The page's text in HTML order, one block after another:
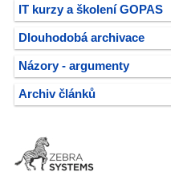
IT kurzy a školení GOPAS
Dlouhodobá archivace
Názory - argumenty
Archiv článků